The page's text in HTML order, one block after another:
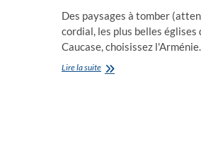
Des paysages à tomber
cordial, les plus belles
Caucase, choisissez
Lire la suite“Le